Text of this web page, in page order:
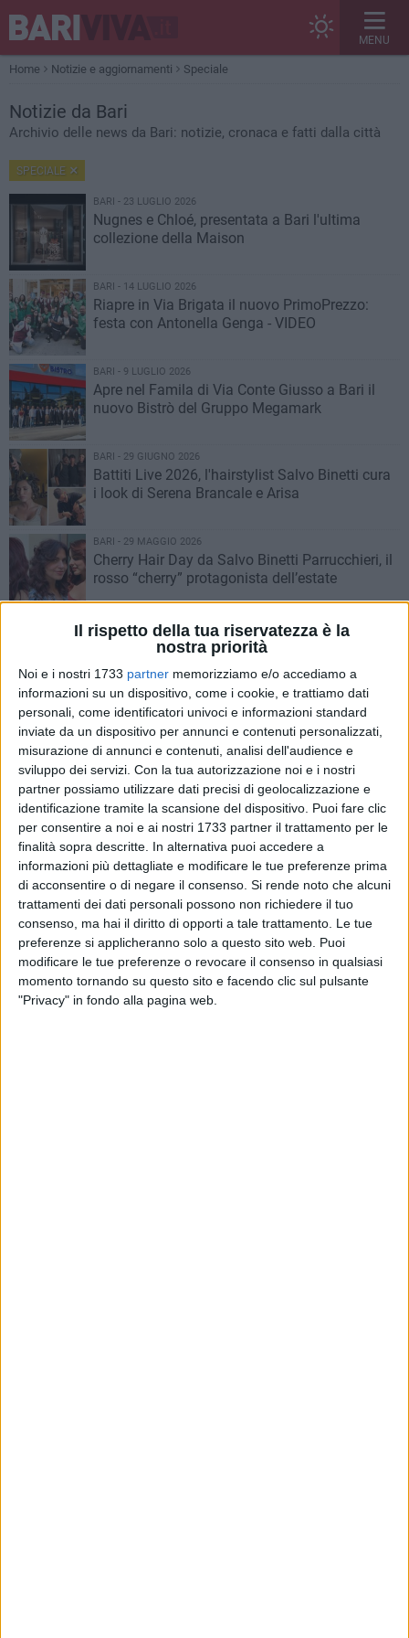
Il rispetto della tua riservatezza è la
nostra priorità
Noi e i nostri 1733 partner memorizziamo e/o accediamo a
informazioni su un dispositivo, come i cookie, e trattiamo dati
personali, come identificatori univoci e informazioni standard
inviate da un dispositivo per annunci e contenuti personalizzati,
misurazione di annunci e contenuti, analisi dell'audience e
sviluppo dei servizi. Con la tua autorizzazione noi e i nostri
partner possiamo utilizzare dati precisi di geolocalizzazione e
identificazione tramite la scansione del dispositivo. Puoi fare clic
per consentire a noi e ai nostri 1733 partner il trattamento per le
finalità sopra descritte. In alternativa puoi accedere a
informazioni più dettagliate e modificare le tue preferenze prima
di acconsentire o di negare il consenso. Si rende noto che alcuni
trattamenti dei dati personali possono non richiedere il tuo
consenso, ma hai il diritto di opporti a tale trattamento. Le tue
preferenze si applicheranno solo a questo sito web. Puoi
modificare le tue preferenze o revocare il consenso in qualsiasi
momento tornando su questo sito e facendo clic sul pulsante
"Privacy" in fondo alla pagina web.
MENU
Home Notizie e aggiornamenti Speciale
Notizie da Bari
Archivio delle news da Bari: notizie, cronaca e fatti dalla città
SPECIALE
BARI - 23 LUGLIO 2026
Nugnes e Chloé, presentata a Bari l'ultima
collezione della Maison
BARI - 14 LUGLIO 2026
Riapre in Via Brigata il nuovo PrimoPrezzo:
festa con Antonella Genga - VIDEO
BARI - 9 LUGLIO 2026
Apre nel Famila di Via Conte Giusso a Bari il
nuovo Bistrò del Gruppo Megamark
BARI - 29 GIUGNO 2026
Battiti Live 2026, l'hairstylist Salvo Binetti cura
i look di Serena Brancale e Arisa
BARI - 29 MAGGIO 2026
Cherry Hair Day da Salvo Binetti Parrucchieri, il
rosso “cherry” protagonista dell’estate
BARI - 17 APRILE 2026
Nuovo Despar Express all'Aeroporto di Bari: un
BARI - 19 MARZO 2026
Sanguedolce: 100 anni di qualità e tradizione
BARI - 3 MARZO 2026
Giovinazzo capitale dell’hockey europeo: al
PalaPansini la Final Four WSE Trophy Cup
2026
BARI - 10 FEBBRAIO 2026
Maiora promuove un altro progetto di
inclusione e valorizzazione sociale: nasce la
partnership con la Cooperativa Sociale
PeperonAut
BARI - 5 FEBBRAIO 2026
Al fianco di “Seconda Mamma”, Salvo Binetti:
«Si può dimostrare l’amore in mille modi»